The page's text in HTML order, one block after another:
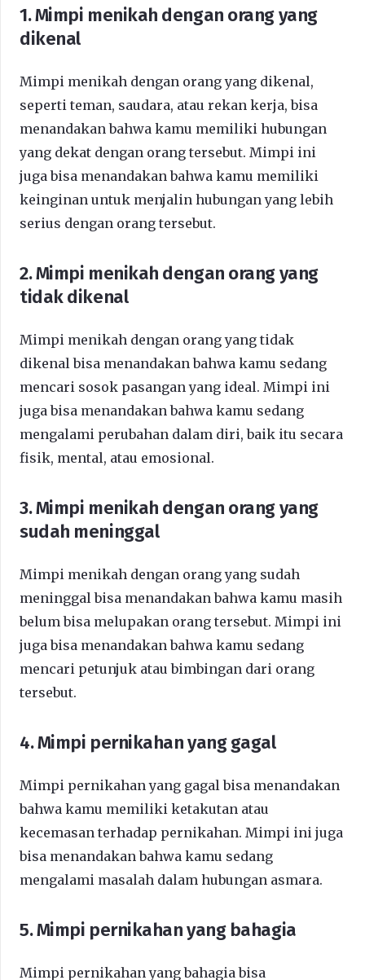
1. Mimpi menikah dengan orang yang
dikenal
Mimpi menikah dengan orang yang dikenal,
seperti teman, saudara, atau rekan kerja, bisa
menandakan bahwa kamu memiliki hubungan
yang dekat dengan orang tersebut. Mimpi ini
juga bisa menandakan bahwa kamu memiliki
keinginan untuk menjalin hubungan yang lebih
serius dengan orang tersebut.
2. Mimpi menikah dengan orang yang
tidak dikenal
Mimpi menikah dengan orang yang tidak
dikenal bisa menandakan bahwa kamu sedang
mencari sosok pasangan yang ideal. Mimpi ini
juga bisa menandakan bahwa kamu sedang
mengalami perubahan dalam diri, baik itu secara
fisik, mental, atau emosional.
3. Mimpi menikah dengan orang yang
sudah meninggal
Mimpi menikah dengan orang yang sudah
meninggal bisa menandakan bahwa kamu masih
belum bisa melupakan orang tersebut. Mimpi ini
juga bisa menandakan bahwa kamu sedang
mencari petunjuk atau bimbingan dari orang
tersebut.
4. Mimpi pernikahan yang gagal
Mimpi pernikahan yang gagal bisa menandakan
bahwa kamu memiliki ketakutan atau
kecemasan terhadap pernikahan. Mimpi ini juga
bisa menandakan bahwa kamu sedang
mengalami masalah dalam hubungan asmara.
5. Mimpi pernikahan yang bahagia
Mimpi pernikahan yang bahagia bisa